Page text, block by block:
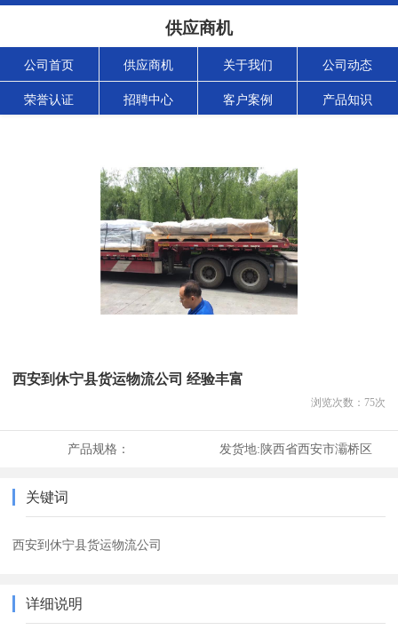
供应商机
公司首页 供应商机 关于我们 公司动态
荣誉认证 招聘中心 客户案例 产品知识
西安到休宁县货运物流公司 经验丰富
浏览次数： 75次
产品规格： 发货地:陕西省西安市灞桥区
关键词
西安到休宁县货运物流公司
详细说明